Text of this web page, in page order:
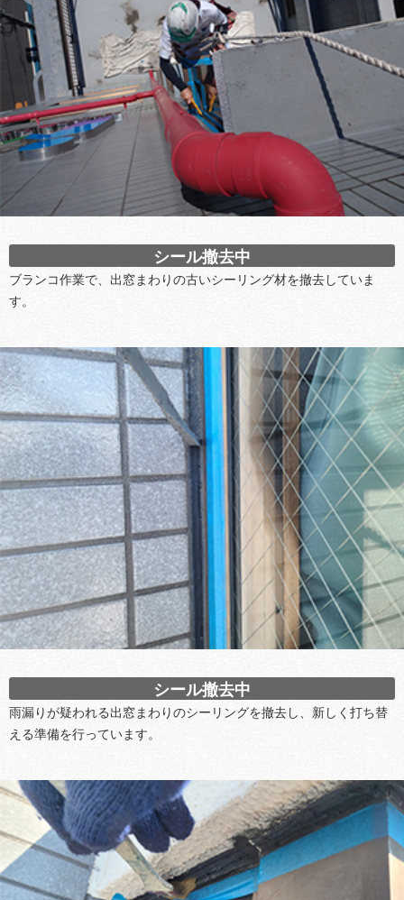
シール撤去中
ブランコ作業で、出窓まわりの古いシーリング材を撤去していま
す。
シール撤去中
雨漏りが疑われる出窓まわりのシーリングを撤去し、新しく打ち替
える準備を行っています。